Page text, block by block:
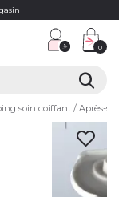
0
soin coiffant Après-